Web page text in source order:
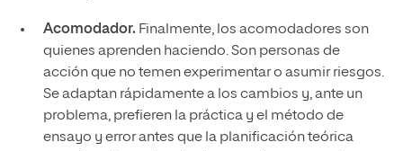
Acomodador. Finalmente, los acomodadores son
quienes aprenden haciendo. Son personas de
acción que no temen experimentar o asumir riesgos.
Se adaptan rápidamente a los cambios y, ante un
problema, prefieren la práctica y el método de
ensayo y error antes que la planificación teórica